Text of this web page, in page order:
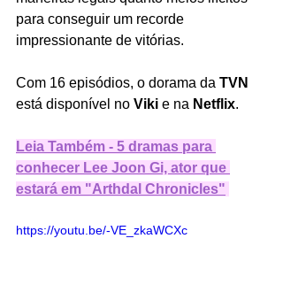
para conseguir um recorde
impressionante de vitórias.
Com 16 episódios, o dorama da TVN
está disponível no Viki e na Netflix.
Leia Também - 5 dramas para
conhecer Lee Joon Gi, ator que
estará em "Arthdal Chronicles"
https://youtu.be/-VE_zkaWCXc